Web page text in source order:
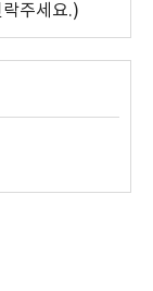
주세요.)